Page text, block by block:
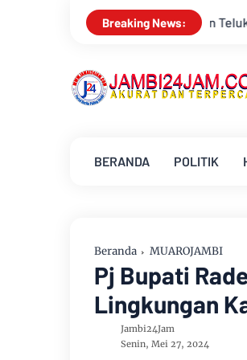
Breaking News:
Hukum Tidak Tunduk pada
BERANDA POLITIK
Beranda MUAROJAMBI
Pj Bupati
Lingkungan
Jambi24Jam
Senin, Mei 27, 2024